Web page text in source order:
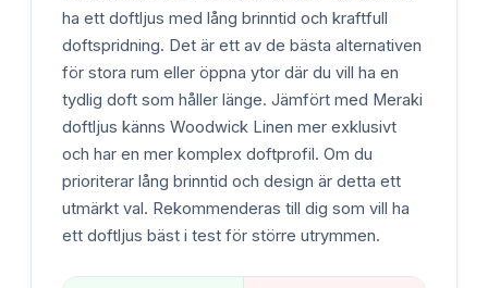
ha ett doftljus med lång brinntid och kraftfull
doftspridning. Det är ett av de bästa alternativen
för stora rum eller öppna ytor där du vill ha en
tydlig doft som håller länge. Jämfört med Meraki
doftljus känns Woodwick Linen mer exklusivt
och har en mer komplex doftprofil. Om du
prioriterar lång brinntid och design är detta ett
utmärkt val. Rekommenderas till dig som vill ha
ett doftljus bäst i test för större utrymmen.